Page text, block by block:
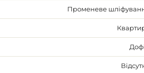
Променеве